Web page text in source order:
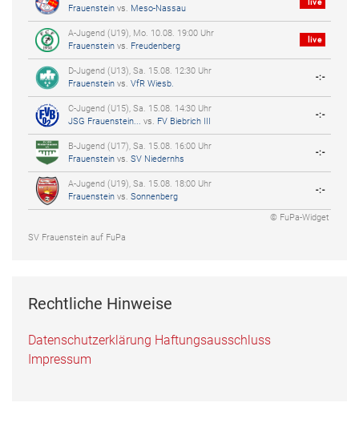
Frauenstein vs. Meso-Nassau
live
A-Jugend (U19), Mo. 10.08. 19:00 Uhr
Frauenstein vs. Freudenberg
live
D-Jugend (U13), Sa. 15.08. 12:30 Uhr
Frauenstein vs. VfR Wiesb.
-:-
C-Jugend (U15), Sa. 15.08. 14:30 Uhr
JSG Frauenstein... vs. FV Biebrich III
-:-
B-Jugend (U17), Sa. 15.08. 16:00 Uhr
Frauenstein vs. SV Niedernhs
-:-
A-Jugend (U19), Sa. 15.08. 18:00 Uhr
Frauenstein vs. Sonnenberg
-:-
© FuPa-Widget
SV Frauenstein auf FuPa
Rechtliche Hinweise
Datenschutzerklärung Haftungsausschluss
Impressum